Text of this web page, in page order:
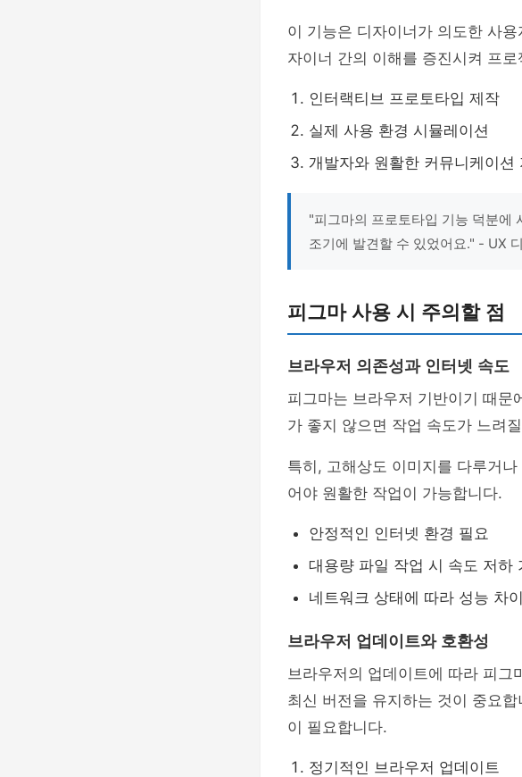
이 기능은 디자이너가 의도한 사
자이너 간의 이해를 증진시켜 프
인터랙티브 프로토타입 제작
실제 사용 환경 시뮬레이션
개발자와 원활한 커뮤니케이션
"피그마의 프로토타입 기능 덕분에
조기에 발견할 수 있었어요." - UX
피그마 사용 시 주의할 점
브라우저 의존성과 인터넷 속도
피그마는 브라우저 기반이기 때문
가 좋지 않으면 작업 속도가 느려
특히, 고해상도 이미지를 다루거
어야 원활한 작업이 가능합니다.
안정적인 인터넷 환경 필요
대용량 파일 작업 시 속도 저하
네트워크 상태에 따라 성능 차이
브라우저 업데이트와 호환성
브라우저의 업데이트에 따라 피
최신 버전을 유지하는 것이 중요
이 필요합니다.
정기적인 브라우저 업데이트